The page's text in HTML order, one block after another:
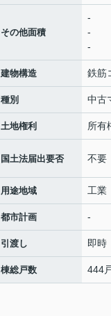
その他面積
-
-
-
建物構造 鉄筋
種別 中古
土地権利 所有
国土法届出要否 不要
用途地域 工業
都市計画 -
引渡し 即時
棟総戸数 444